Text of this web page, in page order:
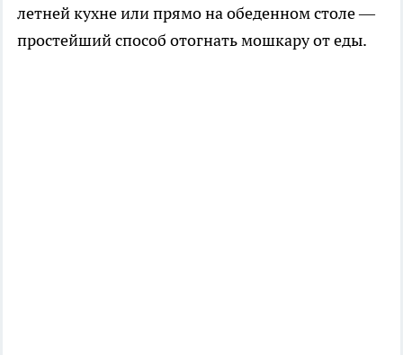
летней кухне или прямо на обеденном столе —
простейший способ отогнать мошкару от еды.